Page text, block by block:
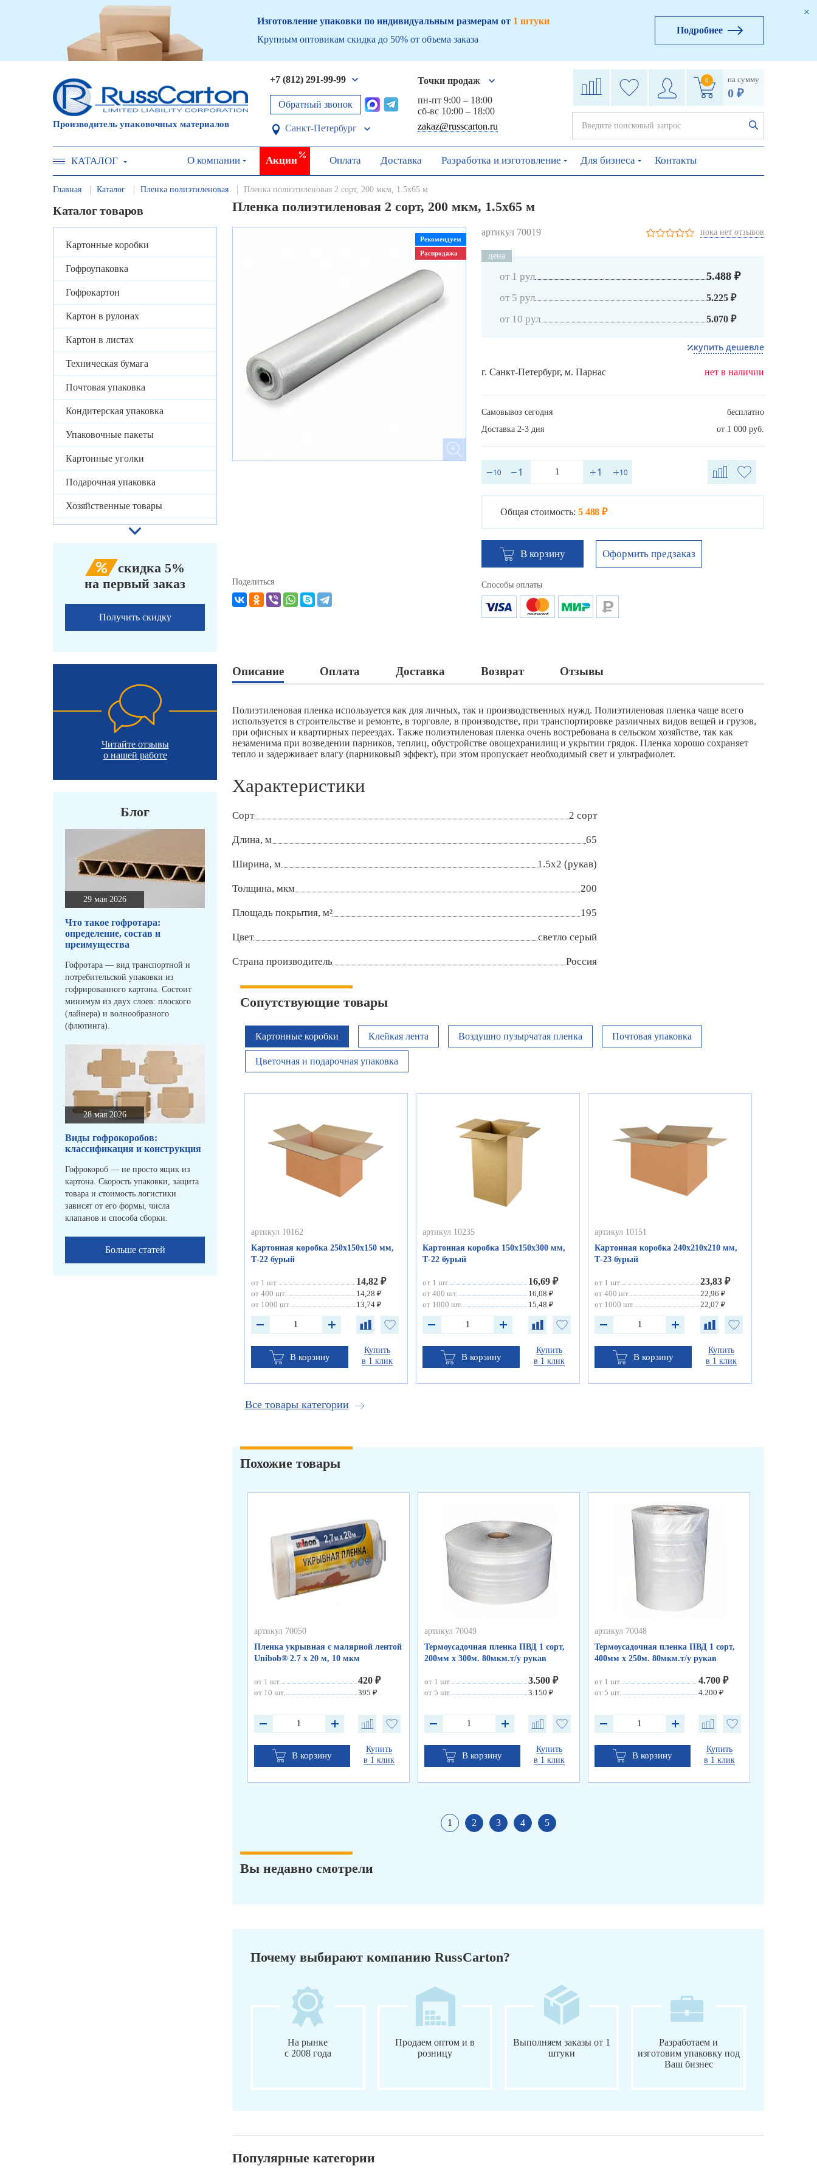
Изготовление упаковки по индивидуальным размерам от 1 штуки
Крупным оптовикам скидка до 50% от объема заказа
Подробнее
Производитель упаковочных материалов
+7 (812) 291-99-99
Обратный звонок
Санкт-Петербург
Точки продаж
пн-пт 9:00 – 18:00
сб-вс 10:00 – 18:00
zakaz@russcarton.ru
0 на сумму
0 ₽
КАТАЛОГ О компании Акции Оплата Доставка Разработка и изготовление Для бизнеса Контакты
Главная Каталог Пленка полиэтиленовая Пленка полиэтиленовая 2 сорт, 200 мкм, 1.5х65 м
Каталог товаров
Картонные коробки
Гофроупаковка
Гофрокартон
Картон в рулонах
Картон в листах
Техническая бумага
Почтовая упаковка
Кондитерская упаковка
Упаковочные пакеты
Картонные уголки
Подарочная упаковка
Хозяйственные товары
скидка 5%
на первый заказ
Получить скидку
Читайте отзывы
о нашей работе
Блог
29 мая 2026
Что такое гофротара:
определение, состав и
преимущества
Гофротара — вид транспортной и
потребительской упаковки из
гофрированного картона. Состоит
минимум из двух слоев: плоского
(лайнера) и волнообразного
(флютинга).
28 мая 2026
Виды гофрокоробов:
классификация и конструкция
Гофрокороб — не просто ящик из
картона. Скорость упаковки, защита
товара и стоимость логистики
зависят от его формы, числа
клапанов и способа сборки.
Больше статей
Пленка полиэтиленовая 2 сорт, 200 мкм, 1.5х65 м
Рекомендуем
Распродажа
артикул 70019 пока нет отзывов
цена
от 1 рул 5.488 ₽
от 5 рул 5.225 ₽
от 10 рул 5.070 ₽
купить дешевле
г. Санкт-Петербург, м. Парнас нет в наличии
Самовывоз сегодня
бесплатно
Доставка 2-3 дня
от 1 000 руб.
Общая стоимость: 5 488 ₽
В корзину Оформить предзаказ
Поделиться Способы оплаты
Описание Оплата Доставка Возврат Отзывы
Полиэтиленовая пленка используется как для личных, так и производственных нужд. Полиэтиленовая пленка чаще всего
используется в строительстве и ремонте, в торговле, в производстве, при транспортировке различных видов вещей и грузов,
при офисных и квартирных переездах. Также полиэтиленовая пленка очень востребована в сельском хозяйстве, так как
незаменима при возведении парников, теплиц, обустройстве овощехранилищ и укрытии грядок. Пленка хорошо сохраняет
тепло и задерживает влагу (парниковый эффект), при этом пропускает необходимый свет и ультрафиолет.
Характеристики
Сорт 2 сорт
Длина, м 65
Ширина, м 1.5х2 (рукав)
Толщина, мкм 200
Площадь покрытия, м² 195
Цвет светло серый
Страна производитель Россия
Сопутствующие товары
Картонные коробки Клейкая лента Воздушно пузырчатая пленка Почтовая упаковка
Цветочная и подарочная упаковка
артикул 10162
Картонная коробка 250х150х150 мм,
Т-22 бурый
от 1 шт. 14,82 ₽
от 400 шт.
14,28 ₽
от 1000 шт.
13,74 ₽
В корзину
Купить
в 1 клик
артикул 10235
Картонная коробка 150х150х300 мм,
Т-22 бурый
от 1 шт. 16,69 ₽
от 400 шт.
16,08 ₽
от 1000 шт.
15,48 ₽
В корзину
Купить
в 1 клик
артикул 10151
Картонная коробка 240х210х210 мм,
Т-23 бурый
от 1 шт. 23,83 ₽
от 400 шт.
22,96 ₽
от 1000 шт.
22,07 ₽
В корзину
Купить
в 1 клик
Все товары категории
Похожие товары
артикул 70050
Пленка укрывная с малярной лентой
Unibob® 2.7 х 20 м, 10 мкм
от 1 шт. 420 ₽
от 10 шт. 395 ₽
В корзину
Купить
в 1 клик
артикул 70049
Термоусадочная пленка ПВД 1 сорт,
200мм х 300м. 80мкм.т/у рукав
от 1 шт. 3.500 ₽
от 5 шт. 3.150 ₽
В корзину
Купить
в 1 клик
артикул 70048
Термоусадочная пленка ПВД 1 сорт,
400мм х 250м. 80мкм.т/у рукав
от 1 шт. 4.700 ₽
от 5 шт. 4.200 ₽
В корзину
Купить
в 1 клик
1 2 3 4 5
Вы недавно смотрели
Почему выбирают компанию RussCarton?
На рынке
с 2008 года
Продаем оптом и в
розницу
Выполняем заказы от 1
штуки
Разработаем и
изготовим упаковку под
Ваш бизнес
Популярные категории